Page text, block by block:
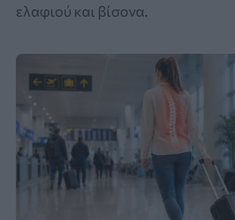
ελαφιού και βίσονα.